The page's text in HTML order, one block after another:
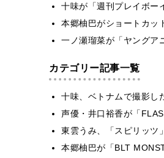
十味が「週刊プレイボー
本郷柚巴がショートカッ
一ノ瀬瑠菜が「ヤングア
カテゴリー記事一覧
十味、ベトナムで撮影し
声優・井口裕香が「
東雲うみ、「スピリッツ
本郷柚巴が「BLT